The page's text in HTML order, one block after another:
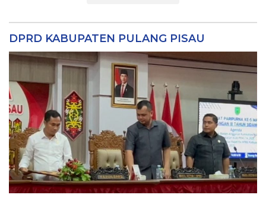
DPRD KABUPATEN PULANG PISAU